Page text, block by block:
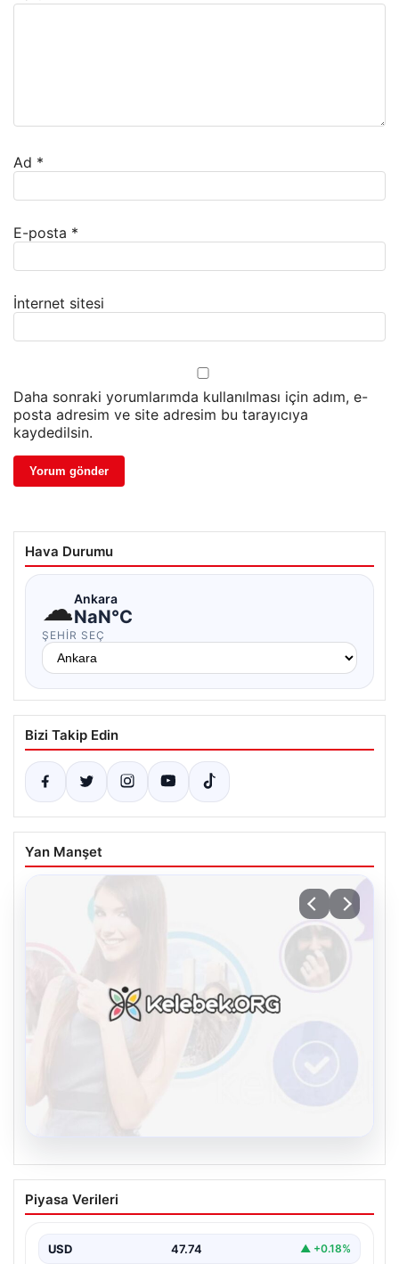
Ad *
E-posta *
İnternet sitesi
Daha sonraki yorumlarımda kullanılması için adım, e-
posta adresim ve site adresim bu tarayıcıya
kaydedilsin.
Hava Durumu
☁Ankara
NaN°C
ŞEHIR SEÇ
Bizi Takip Edin
Yan Manşet
Kelebek sohbet platformu İle Dijital
İletişimin Güvenli Adresi Ve Muhabbet
Sanal ortamında bireylerin seviyeli bir tarzda bağlantı
Piyasa Verileri
USD 47.74 ▲ +0.18%